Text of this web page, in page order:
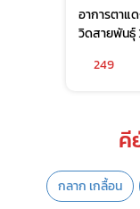
อาการตาแ
วิดสายพันธุ์
249
คี
กลาก เกลื้อน